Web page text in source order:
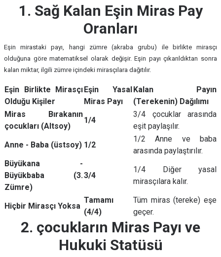
1. Sağ Kalan Eşin Miras Pay
Oranları
Eşin mirastaki payı, hangi zümre (akraba grubu) ile birlikte mirasçı
olduğuna göre matematiksel olarak değişir. Eşin payı çıkarıldıktan sonra
kalan miktar, ilgili zümre içindeki mirasçılara dağıtılır.
Eşin Birlikte Mirasçı
Olduğu Kişiler
Eşin Yasal
Miras Payı
Kalan Payın
(Terekenin) Dağılımı
Miras Bırakanın
çocukları (Altsoy)
1/4
3/4 çocuklar arasında
eşit paylaşılır.
Anne - Baba (üstsoy) 1/2
1/2 Anne ve baba
arasında paylaştırılır.
Büyükana -
Büyükbaba (3.
Zümre)
3/4
1/4 Diğer yasal
mirasçılara kalır.
Hiçbir Mirasçı Yoksa
Tamamı
(4/4)
Tüm miras (tereke) eşe
geçer.
2. çocukların Miras Payı ve
Hukuki Statüsü